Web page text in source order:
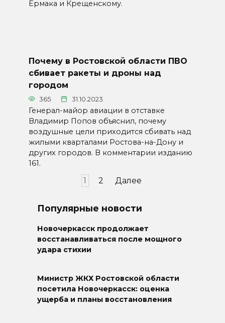
Ермака и Крещенскому.
Почему в Ростовской области ПВО
сбивает ракеты и дроны над
городом
365 31.10.2023
Генерал-майор авиации в отставке
Владимир Попов объяснил, почему
воздушные цели приходится сбивать над
жилыми кварталами Ростова-на-Дону и
других городов. В комментарии изданию
161.
1 2 Далее
Популярные новости
Новочеркасск продолжает
восстанавливаться после мощного
удара стихии
Министр ЖКХ Ростовской области
посетила Новочеркасск: оценка
ущерба и планы восстановления